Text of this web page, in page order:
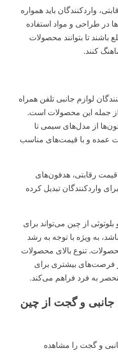
واردکنندگان باید همواره
در طراحی و مواد استفاده
تا بتوانند محصولات
کنند.
لوازم جانبی تلفن همراه
جمله این محصولات است.
از مدل‌های سیمی تا
عمده و با قیمت‌های مناسب
رقابتی، هدفون‌های
واردکنندگان تبدیل کرده
از چین می‌تواند برای
به ویژه با توجه به رشد
تنوع بالای محصولات
فرصت‌های بیشتری برای
به فرد فراهم می‌کند.
جانبی و گجت از چین
و گجت را مشاهده